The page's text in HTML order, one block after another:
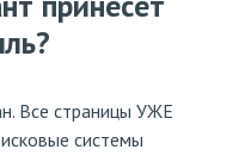
Все страницы УЖЕ
системы